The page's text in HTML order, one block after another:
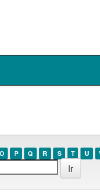
O P Q R S T U